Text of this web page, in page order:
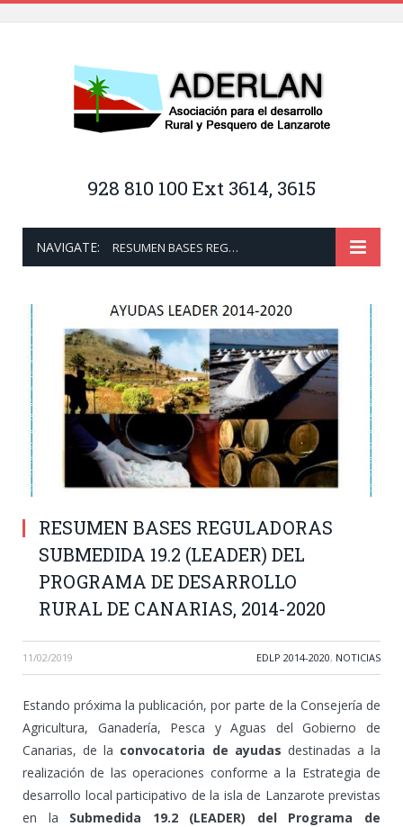
928 810 100 Ext 3614, 3615
NAVIGATE: RESUMEN BASES REGULADORAS SUBMEDIDA 19.2 (LEADER)
RESUMEN BASES REGULADORAS
SUBMEDIDA 19.2 (LEADER) DEL
PROGRAMA DE DESARROLLO
RURAL DE CANARIAS, 2014-2020
11/02/2019 EDLP 2014-2020, NOTICIAS
Estando próxima la publicación, por parte de la Consejería de
Agricultura, Ganadería, Pesca y Aguas del Gobierno de
Canarias, de la convocatoria de ayudas destinadas a la
realización de las operaciones conforme a la Estrategia de
desarrollo local participativo de la isla de Lanzarote previstas
en la Submedida 19.2 (LEADER) del Programa de